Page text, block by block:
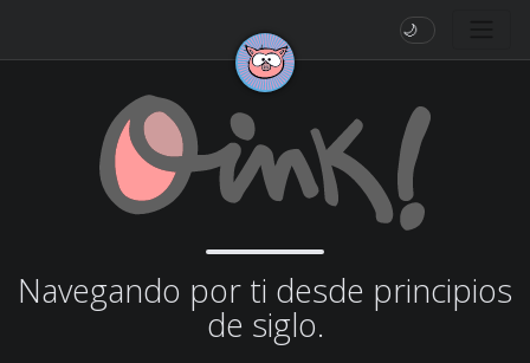
🌙
Navegando por ti desde principios
de siglo.